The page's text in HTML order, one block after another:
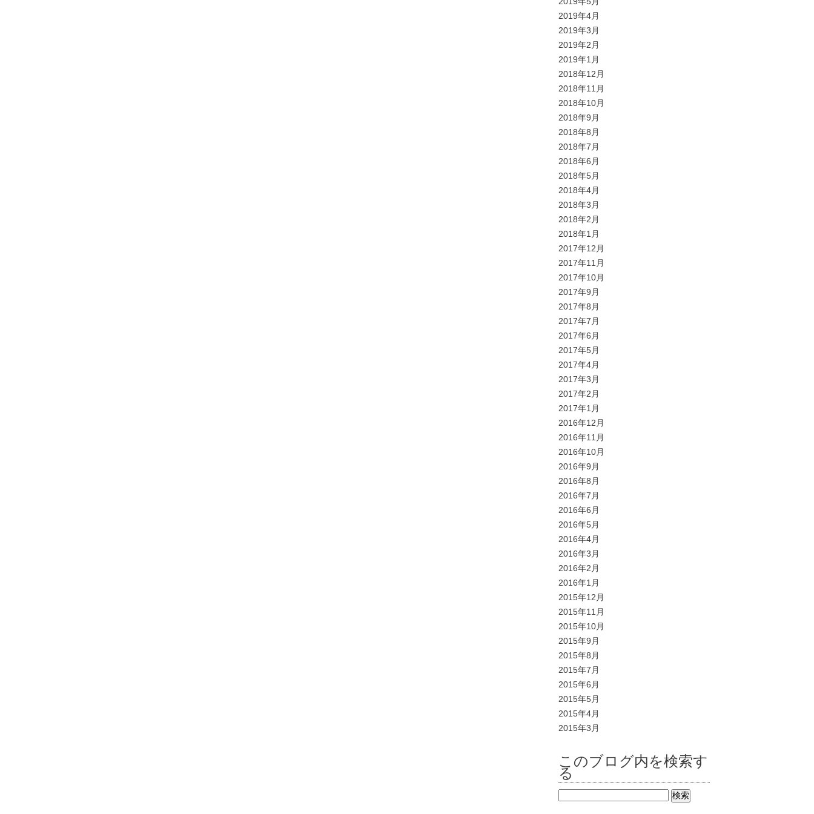
2019年4月
2019年3月
2019年2月
2019年1月
2018年12月
2018年11月
2018年10月
2018年9月
2018年8月
2018年7月
2018年6月
2018年5月
2018年4月
2018年3月
2018年2月
2018年1月
2017年12月
2017年11月
2017年10月
2017年9月
2017年8月
2017年7月
2017年6月
2017年5月
2017年4月
2017年3月
2017年2月
2017年1月
2016年12月
2016年11月
2016年10月
2016年9月
2016年8月
2016年7月
2016年6月
2016年5月
2016年4月
2016年3月
2016年2月
2016年1月
2015年12月
2015年11月
2015年10月
2015年9月
2015年8月
2015年7月
2015年6月
2015年5月
2015年4月
2015年3月
このブログ内を検索す
る